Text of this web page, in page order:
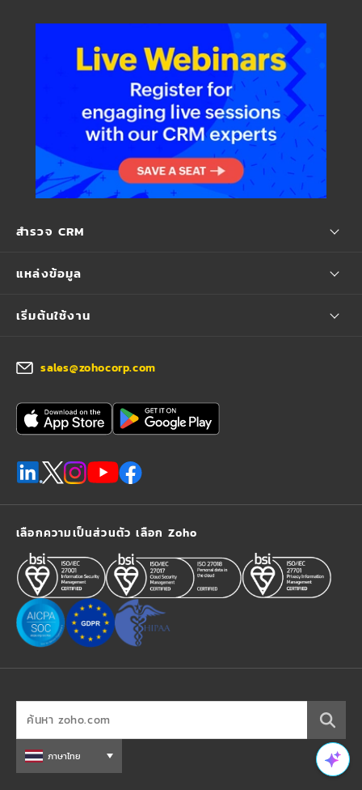
สำรวจ CRM
แหล่งข้อมูล
เริ่มต้นใช้งาน
sales@zohocorp.com
เลือกความเป็นส่วนตัว เลือก Zoho
ภาษาไทย